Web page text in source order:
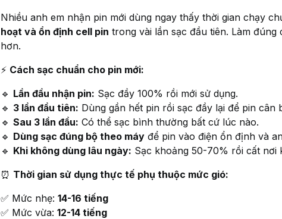
Nhiều anh em nhận pin mới dùng ngay thấy thời gian chạy
hoạt và ổn định cell pin trong vài lần sạc đầu tiên. Làm
hơn.
⚡ Cách sạc chuẩn cho pin mới:
🔹 Lần đầu nhận pin: Sạc đầy 100% rồi mới sử dụng.
🔹 3 lần đầu tiên: Dùng gần hết pin rồi sạc đầy lại để pin cân
🔹 Sau 3 lần đầu: Có thể sạc bình thường bất cứ lúc nào.
🔹 Dùng sạc đúng bộ theo máy để pin vào điện ổn định và
🔹 Khi không dùng lâu ngày: Sạc khoảng 50-70% rồi cất nơi
⏰ Thời gian sử dụng thực tế phụ thuộc mức gió:
✅ Mức nhẹ: 14-16 tiếng
✅ Mức vừa: 12-14 tiếng